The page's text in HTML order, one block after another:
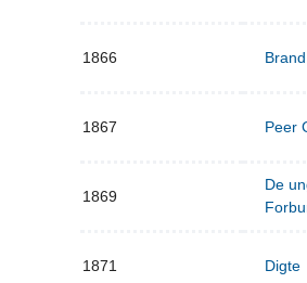
1866 Brand
1867 Peer
1869
De
1871 Digte